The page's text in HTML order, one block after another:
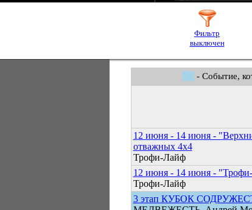
Фильтр
выключен
- Событие,
12 июня - 14 июня -
отважных 4х4
Трофи-Лайф
12 июня - 14 июня -
Трофи-Лайф
3 этап КУБОК